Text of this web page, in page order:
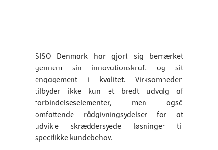
SISO Denmark har gjort sig bemærket
gennem sin innovationskraft og sit
engagement i kvalitet. Virksomheden
tilbyder ikke kun et bredt udvalg af
forbindelseselementer, men også
omfattende rådgivningsydelser for at
udvikle skræddersyede løsninger til
specifikke kundebehov.